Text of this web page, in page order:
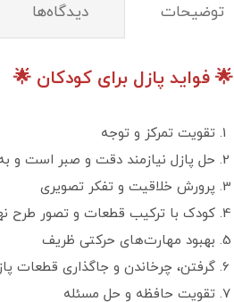
توضیحات دیدگاه‌ها
🌟 فواید پازل برای کودکان 🌟
تقویت تمرکز و توجه
حل پازل نیازمند دقت و صبر است و
پرورش خلاقیت و تفکر تصویری
کودک با ترکیب قطعات و تصور طرح
بهبود مهارت‌های حرکتی ظریف
گرفتن، چرخاندن و جاگذاری قطعات
تقویت حافظه و حل مسئله